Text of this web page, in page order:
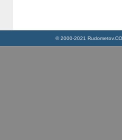
© 2000-2021